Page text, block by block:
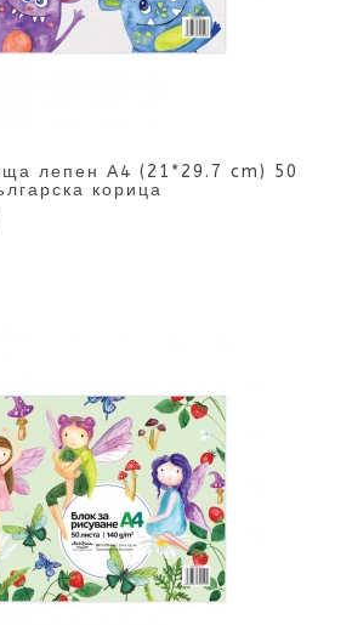
лепен А4 (21*29.7 cm) 50
корица